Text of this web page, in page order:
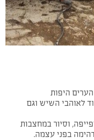
היפות
לאוהבי השיש וגם
וסיור במחצבות
בפני עצמה.